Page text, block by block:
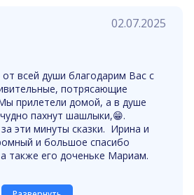
пусть ваши гости всегда будут
для вас!
часть вторая!
02.07.2025
всей души благодарим Вас с
потрясающие
прилетели домой, а в душе
пахнут шашлыки,😁.
эти минуты сказки. Ирина и
и большое спасибо
также его доченьке Мариам.